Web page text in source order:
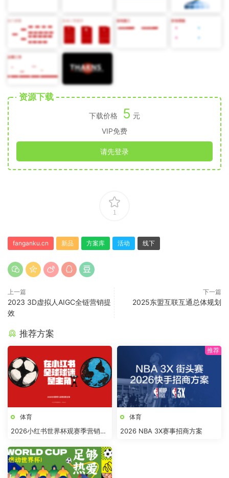
资源下载
下载价格 5 元
VIP免费
请先登录
1
fanganku.cn 新品 方案库 活动 线下
上一篇
2023 3D虚拟人AIGC全链营销提
效
下一篇
2025东盟互联互通总体规划
推荐方案
体育
2026小红书世界杯观赛季营销全
体育
2026 NBA 3X赛事招商方案